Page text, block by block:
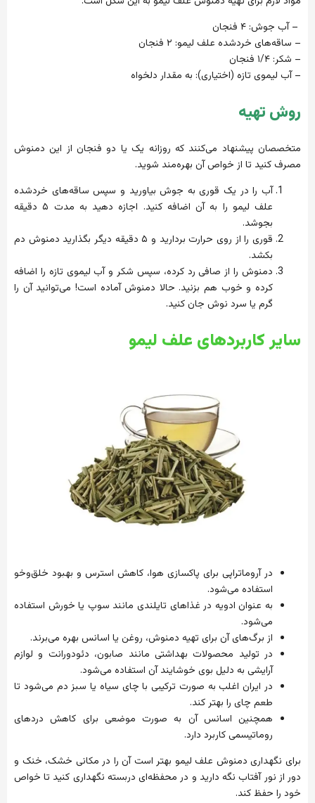
– آب جوش: ۴ فنجان
– ساقه‌های خرد‌شده علف لیمو: ۲ فنجان
– شکر: ۱/۴ فنجان
– آب لیموی تازه (اختیاری): به مقدار دلخواه
روش تهیه
متخصصان پیشنهاد می‌کنند که روزانه یک یا دو فنجان از این دمنوش
مصرف کنید تا از خواص آن بهره‌مند شوید.
آب را در یک قوری به جوش بیاورید و سپس ساقه‌های خرد‌شده
علف لیمو را به آن اضافه کنید. اجازه دهید به مدت ۵ دقیقه
بجوشد.
قوری را از روی حرارت بردارید و ۵ دقیقه دیگر بگذارید دمنوش دم
بکشد.
دمنوش را از صافی رد کرده، سپس شکر و آب لیموی تازه را اضافه
کرده و خوب هم بزنید. حالا دمنوش آماده است! می‌توانید آن را
گرم یا سرد نوش جان کنید.
سایر کاربردهای علف لیمو
در آروماتراپی برای پاکسازی هوا، کاهش استرس و بهبود خلق‌وخو
استفاده می‌شود.
به عنوان ادویه در غذاهای تایلندی مانند سوپ یا خورش استفاده
می‌شود.
از برگ‌های آن برای تهیه دمنوش، روغن یا اسانس بهره می‌برند.
در تولید محصولات بهداشتی مانند صابون، دئودورانت و لوازم
آرایشی به دلیل بوی خوشایند آن استفاده می‌شود.
در ایران اغلب به صورت ترکیبی با چای سیاه یا سبز دم می‌شود تا
طعم چای را بهتر کند.
همچنین اسانس آن به صورت موضعی برای کاهش دردهای
روماتیسمی کاربرد دارد.
برای نگهداری دمنوش علف لیمو بهتر است آن را در مکانی خشک، خنک و
دور از نور آفتاب نگه دارید و در محفظه‌ای دربسته نگهداری کنید تا خواص
خود را حفظ کند.